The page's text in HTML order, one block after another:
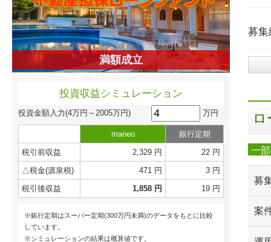
満額成立
投資収益シミュレーション
投資金額入力(4万円～2005万円) 万円
maneo
銀行定期
税引前収益
2,329 円
22 円
△税金(源泉税)
471 円
3 円
税引後収益
1,858 円 19 円
※銀行定期はスーパー定期(300万円未満)のデータをもとに比較
しています。
※シミュレーションの結果は概算値です。
募集
一
募
案